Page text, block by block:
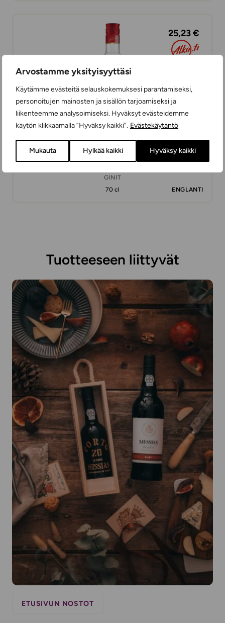
Arvostamme yksityisyyttäsi
Käytämme evästeitä selauskokemuksesi parantamiseksi,
personoitujen mainosten ja sisällön tarjoamiseksi ja
liikenteemme analysoimiseksi. Hyväksyt evästeidemme
käytön klikkaamalla ”Hyväksy kaikki”. Evästekäytäntö
Mukauta Hylkää kaikki Hyväksy kaikki
25,23 €
GINIT
70 cl
ENGLANTI
Tuotteeseen liittyvät
ETUSIVUN NOSTOT